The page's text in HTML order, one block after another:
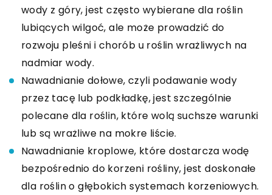
wody z góry, jest często wybierane dla roślin
lubiących wilgoć, ale może prowadzić do
rozwoju pleśni i chorób u roślin wrażliwych na
nadmiar wody.
Nawadnianie dołowe, czyli podawanie wody
przez tacę lub podkładkę, jest szczególnie
polecane dla roślin, które wolą suchsze warunki
lub są wrażliwe na mokre liście.
Nawadnianie kroplowe, które dostarcza wodę
bezpośrednio do korzeni rośliny, jest doskonałe
dla roślin o głębokich systemach korzeniowych.